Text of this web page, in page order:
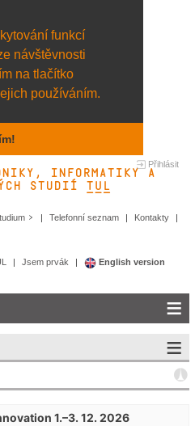
funkcí
návštěvnosti
na tlačítko
používáním.
Přihlásit
informatiky a
studií TUL&
Telefonní seznam Kontakty
Jsem prvák English version
1.–3. 12. 2026